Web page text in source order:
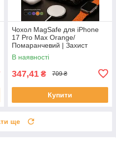
Чохол MagSafe для iPhone
17 Pro Max Orange/
Помаранчевий | Захист
камери та лінз |
Протиударний Premium Case
В наявності
347,41 ₴ 709 ₴
Купити
ще